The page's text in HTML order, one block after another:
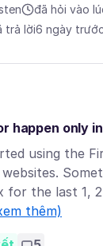
đã hỏi vào
trả lời6 ngày trước
happen only
using the
for the last 1,
thêm)